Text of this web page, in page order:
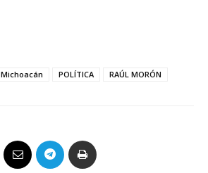
Michoacán POLÍTICA RAÚL MORÓN